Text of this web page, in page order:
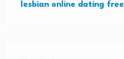
lesbian online dating free